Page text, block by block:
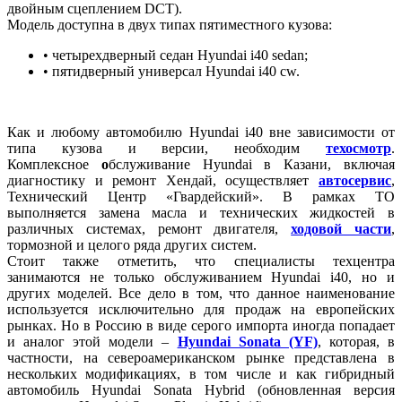
двойным сцеплением DCT).
Модель доступна в двух типах пятиместного кузова:
• четырехдверный седан Hyundai i40 sedan;
• пятидверный универсал Hyundai i40 cw.
Как и любому автомобилю Hyundai i40 вне зависимости от
типа кузова и версии, необходим техосмотр.
Комплексное обслуживание Hyundai в Казани, включая
диагностику и ремонт Хендай, осуществляет автосервис,
Технический Центр «Гвардейский». В рамках ТО
выполняется замена масла и технических жидкостей в
различных системах, ремонт двигателя,ходовой части,
тормозной и целого ряда других систем.
Стоит также отметить, что специалисты техцентра
занимаются не только обслуживанием Hyundai i40, но и
других моделей. Все дело в том, что данное наименование
используется исключительно для продаж на европейских
рынках. Но в Россию в виде серого импорта иногда попадает
и аналог этой модели – Hyundai Sonata (YF), которая, в
частности, на североамериканском рынке представлена в
нескольких модификациях, в том числе и как гибридный
автомобиль Hyundai Sonata Hybrid (обновленная версия